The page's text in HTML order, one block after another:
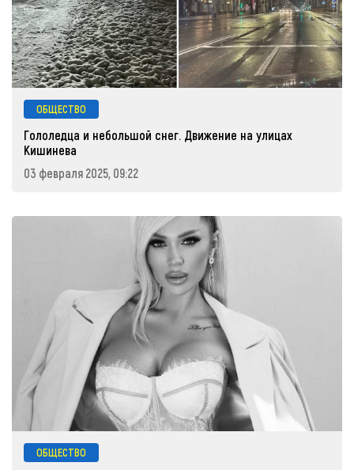
ОБЩЕСТВО
Гололедца и небольшой снег. Движение на улицах
Кишинева
03 февраля 2025, 09:22
ОБЩЕСТВО